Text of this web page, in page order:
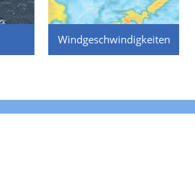
Windgeschwindigkeiten